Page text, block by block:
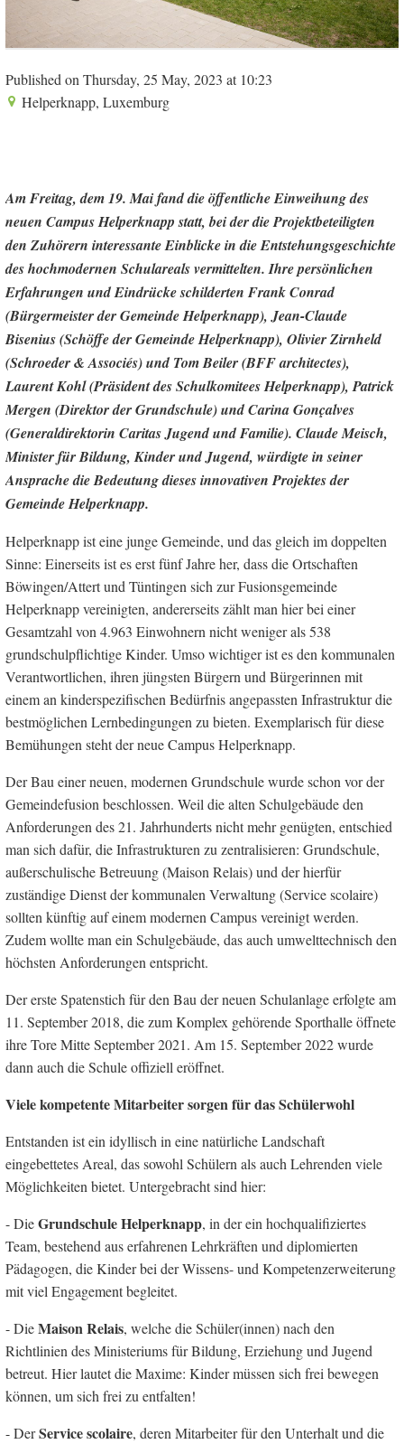
Published on Thursday, 25 May, 2023 at 10:23
Helperknapp, Luxemburg
Am Freitag, dem 19. Mai fand die öffentliche Einweihung des
neuen Campus Helperknapp statt, bei der die Projektbeteiligten
den Zuhörern interessante Einblicke in die Entstehungsgeschichte
des hochmodernen Schulareals vermittelten. Ihre persönlichen
Erfahrungen und Eindrücke schilderten Frank Conrad
(Bürgermeister der Gemeinde Helperknapp), Jean-Claude
Bisenius (Schöffe der Gemeinde Helperknapp), Olivier Zirnheld
(Schroeder & Associés) und Tom Beiler (BFF architectes),
Laurent Kohl (Präsident des Schulkomitees Helperknapp), Patrick
Mergen (Direktor der Grundschule) und Carina Gonçalves
(Generaldirektorin Caritas Jugend und Familie). Claude Meisch,
Minister für Bildung, Kinder und Jugend, würdigte in seiner
Ansprache die Bedeutung dieses innovativen Projektes der
Gemeinde Helperknapp.
Helperknapp ist eine junge Gemeinde, und das gleich im doppelten
Sinne: Einerseits ist es erst fünf Jahre her, dass die Ortschaften
Böwingen/Attert und Tüntingen sich zur Fusionsgemeinde
Helperknapp vereinigten, andererseits zählt man hier bei einer
Gesamtzahl von 4.963 Einwohnern nicht weniger als 538
grundschulpflichtige Kinder. Umso wichtiger ist es den kommunalen
Verantwortlichen, ihren jüngsten Bürgern und Bürgerinnen mit
einem an kinderspezifischen Bedürfnis angepassten Infrastruktur die
bestmöglichen Lernbedingungen zu bieten. Exemplarisch für diese
Bemühungen steht der neue Campus Helperknapp.
Der Bau einer neuen, modernen Grundschule wurde schon vor der
Gemeindefusion beschlossen. Weil die alten Schulgebäude den
Anforderungen des 21. Jahrhunderts nicht mehr genügten, entschied
man sich dafür, die Infrastrukturen zu zentralisieren: Grundschule,
außerschulische Betreuung (Maison Relais) und der hierfür
zuständige Dienst der kommunalen Verwaltung (Service scolaire)
sollten künftig auf einem modernen Campus vereinigt werden.
Zudem wollte man ein Schulgebäude, das auch umwelttechnisch den
höchsten Anforderungen entspricht.
Der erste Spatenstich für den Bau der neuen Schulanlage erfolgte am
11. September 2018, die zum Komplex gehörende Sporthalle öffnete
ihre Tore Mitte September 2021. Am 15. September 2022 wurde
dann auch die Schule offiziell eröffnet.
Viele kompetente Mitarbeiter sorgen für das Schülerwohl
Entstanden ist ein idyllisch in eine natürliche Landschaft
eingebettetes Areal, das sowohl Schülern als auch Lehrenden viele
Möglichkeiten bietet. Untergebracht sind hier:
- DieGrundschule Helperknapp, in der ein hochqualifiziertes
Team, bestehend aus erfahrenen Lehrkräften und diplomierten
Pädagogen, die Kinder bei der Wissens- und Kompetenzerweiterung
mit viel Engagement begleitet.
- DieMaison Relais, welche die Schüler(innen) nach den
Richtlinien des Ministeriums für Bildung, Erziehung und Jugend
betreut. Hier lautet die Maxime: Kinder müssen sich frei bewegen
können, um sich frei zu entfalten!
- DerService scolaire, deren Mitarbeiter für den Unterhalt und die